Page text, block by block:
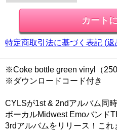
特定商取引法に基づく表記 (返
※Coke bottle green vinyl（250
※ダウンロードコード付き
CYLSが1st & 2ndアルバム同
ボーカルMidwest Emoバンド
3rdアルバムをリリース！こ